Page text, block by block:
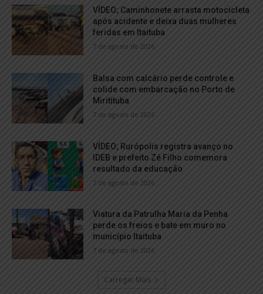
VÍDEO; Caminhonete arrasta motocicleta
após acidente e deixa duas mulheres
feridas em Itaituba
7 de agosto de 2026
Balsa com calcário perde controle e
colide com embarcação no Porto de
Miritituba
7 de agosto de 2026
VÍDEO; Rurópolis registra avanço no
IDEB e prefeito Zé Filho comemora
resultado da educação
7 de agosto de 2026
Viatura da Patrulha Maria da Penha
perde os freios e bate em muro no
município Itaituba
7 de agosto de 2026
Carregar Mais